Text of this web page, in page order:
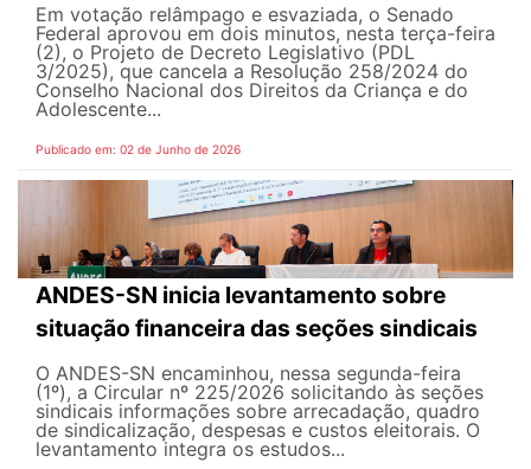
Em votação relâmpago e esvaziada, o Senado
Federal aprovou em dois minutos, nesta terça-feira
(2), o Projeto de Decreto Legislativo (PDL
3/2025), que cancela a Resolução 258/2024 do
Conselho Nacional dos Direitos da Criança e do
Adolescente...
Publicado em: 02 de Junho de 2026
ANDES-SN inicia levantamento sobre
situação financeira das seções sindicais
O ANDES-SN encaminhou, nessa segunda-feira
(1º), a Circular nº 225/2026 solicitando às seções
sindicais informações sobre arrecadação, quadro
de sindicalização, despesas e custos eleitorais. O
levantamento integra os estudos...